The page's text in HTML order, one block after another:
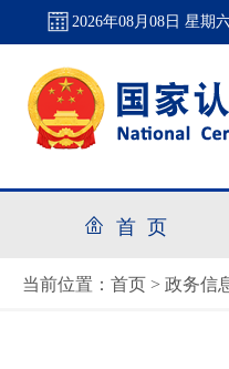
2026年08月08日 星期
首 页
当前位置： 首页 > 政务信